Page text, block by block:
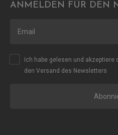
ANMELDEN FÜR DEN
Ich habe gelesen und akzeptiere
den Versand des Newsletters